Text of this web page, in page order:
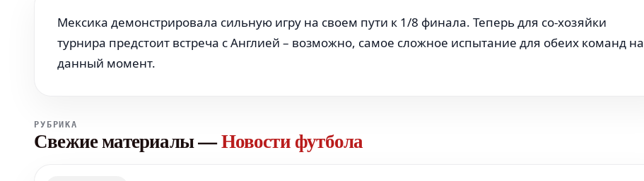
Мексика демонстрировала сильную игру на своем пути к 1/8 финала. Теперь для со-хозяйки
турнира предстоит встреча с Англией – возможно, самое сложное испытание для обеих команд на
данный момент.
РУБРИКА
Свежие материалы—Новости футбола